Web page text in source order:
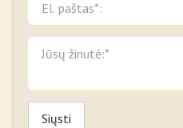
Siųsti